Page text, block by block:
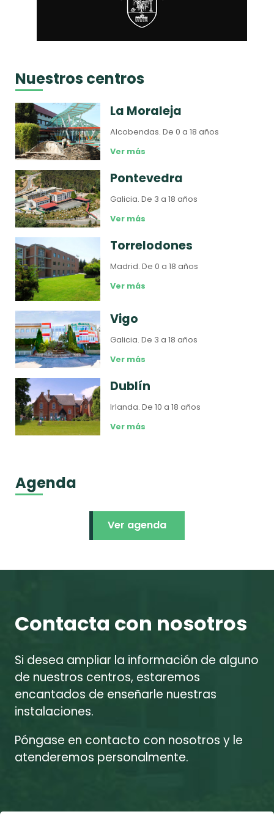
Nuestros centros
La Moraleja
Alcobendas.De 0 a 18 años
Ver más
Pontevedra
Galicia.De 3 a 18 años
Ver más
Torrelodones
Madrid.De 0 a 18 años
Ver más
Vigo
Galicia.De 3 a 18 años
Ver más
Dublín
Irlanda.De 10 a 18 años
Ver más
Agenda
Ver agenda
Contacta con nosotros
Si desea ampliar la información de alguno
de nuestros centros, estaremos
encantados de enseñarle nuestras
instalaciones.
Póngase en contacto con nosotros y le
atenderemos personalmente.